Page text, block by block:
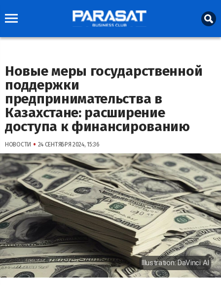
Новые меры государственной
поддержки
предпринимательства в
Казахстане: расширение
доступа к финансированию
НОВОСТИ • 24 СЕНТЯБРЯ 2024, 15:36
Illustration: DaVinci AI